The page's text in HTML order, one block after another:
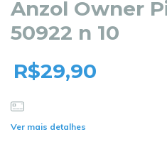
Anzol Owner
50922 n 10
R$29,90
Ver mais detalhes